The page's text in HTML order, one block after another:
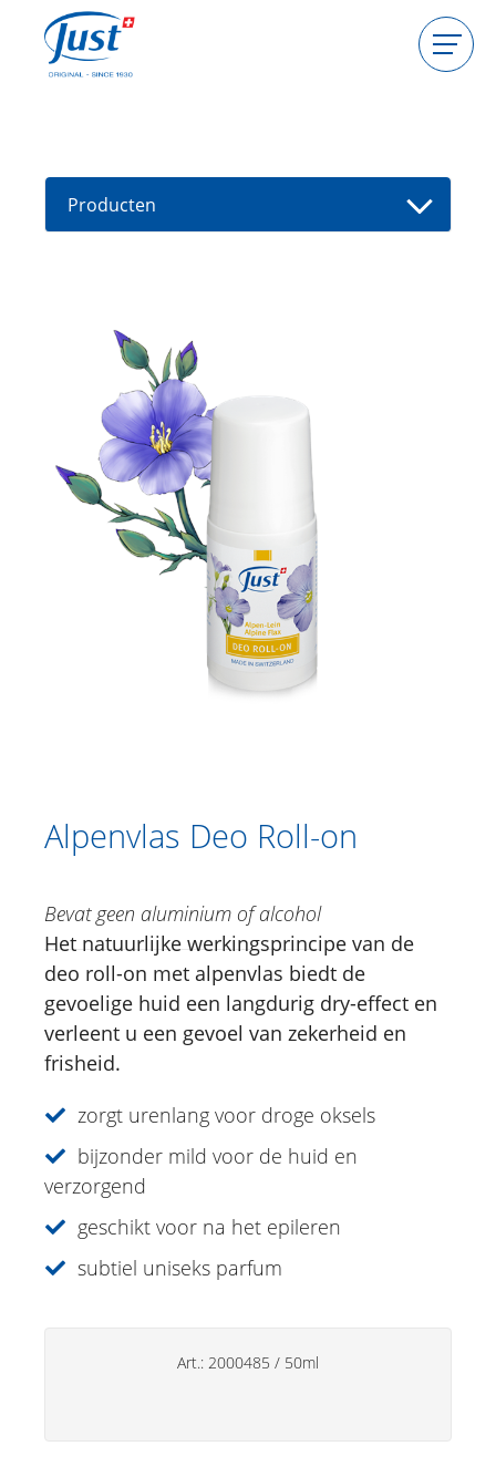
Consulente worden
Gids
Producten
High Light
Bad
Haarverzorging
Catalogus
Douche
Lichaamsverzorging
Voetverzorging
Aromatherapie
Specialiteiten
Lipverzorging
Deo's
Alpenvlas Deo Roll-on
Edelweiss Deo roll-on
Malva Deo Roll-on
Handverzorging
Alpenvlas Deo Roll-on
Bevat geen aluminium of alcohol
Het natuurlijke werkingsprincipe van de
deo roll-on met alpenvlas biedt de
gevoelige huid een langdurig dry-effect en
verleent u een gevoel van zekerheid en
frisheid.
zorgt urenlang voor droge oksels
bijzonder mild voor de huid en
verzorgend
geschikt voor na het epileren
subtiel uniseks parfum
Art.: 2000485 / 50ml